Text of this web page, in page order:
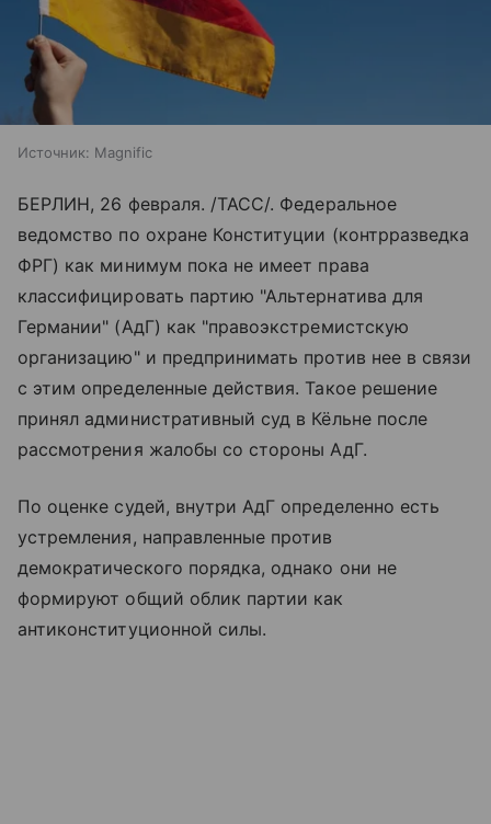
Источник: Magnific
БЕРЛИН, 26 февраля. /ТАСС/. Федеральное
ведомство по охране Конституции (контрразведка
ФРГ) как минимум пока не имеет права
классифицировать партию "Альтернатива для
Германии" (АдГ) как "правоэкстремистскую
организацию" и предпринимать против нее в связи
с этим определенные действия. Такое решение
принял административный суд в Кёльне после
рассмотрения жалобы со стороны АдГ.
По оценке судей, внутри АдГ определенно есть
устремления, направленные против
демократического порядка, однако они не
формируют общий облик партии как
антиконституционной силы.